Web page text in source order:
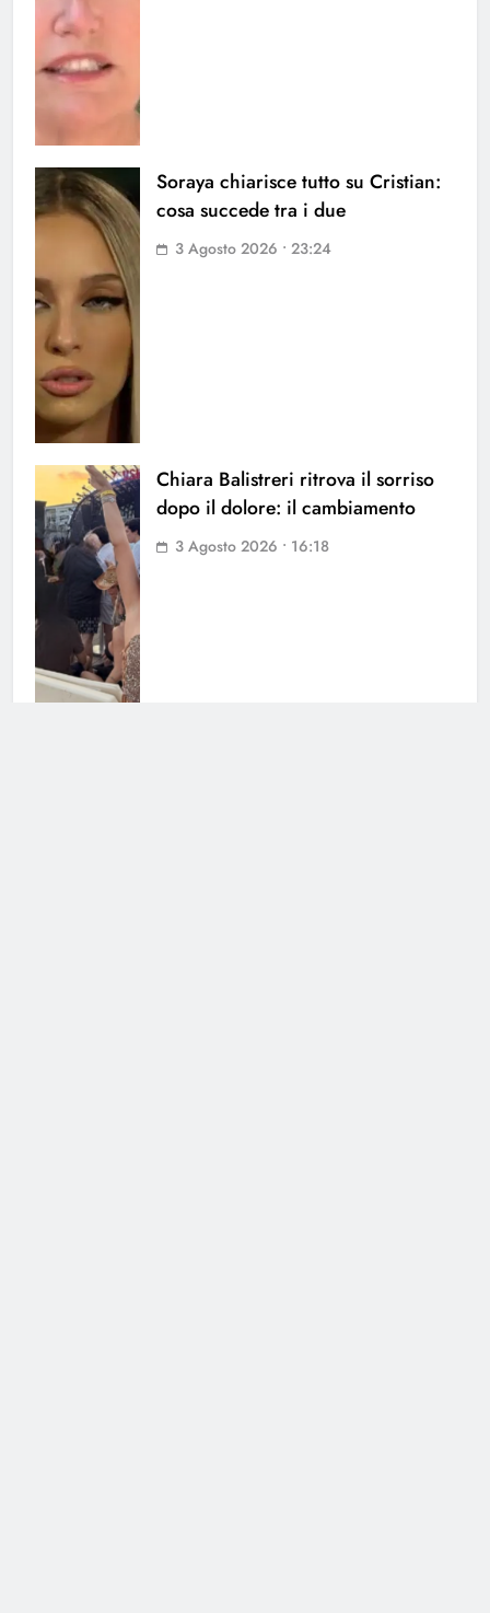
Soraya chiarisce tutto su Cristian:
cosa succede tra i due
3 Agosto 2026 • 23:24
Chiara Balistreri ritrova il sorriso
dopo il dolore: il cambiamento
3 Agosto 2026 • 16:18